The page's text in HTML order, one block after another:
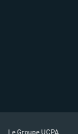
Le Groupe UCPA